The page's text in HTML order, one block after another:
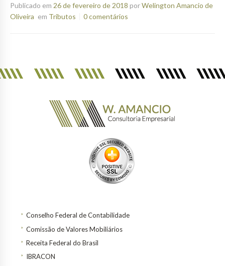
Publicado em 26 de fevereiro de 2018 porWelington Amancio de
Oliveira em Tributos 0 comentários
Conselho Federal de Contabilidade
Comissão de Valores Mobiliários
Receita Federal do Brasil
IBRACON